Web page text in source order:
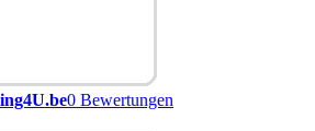
0 Bewertungen